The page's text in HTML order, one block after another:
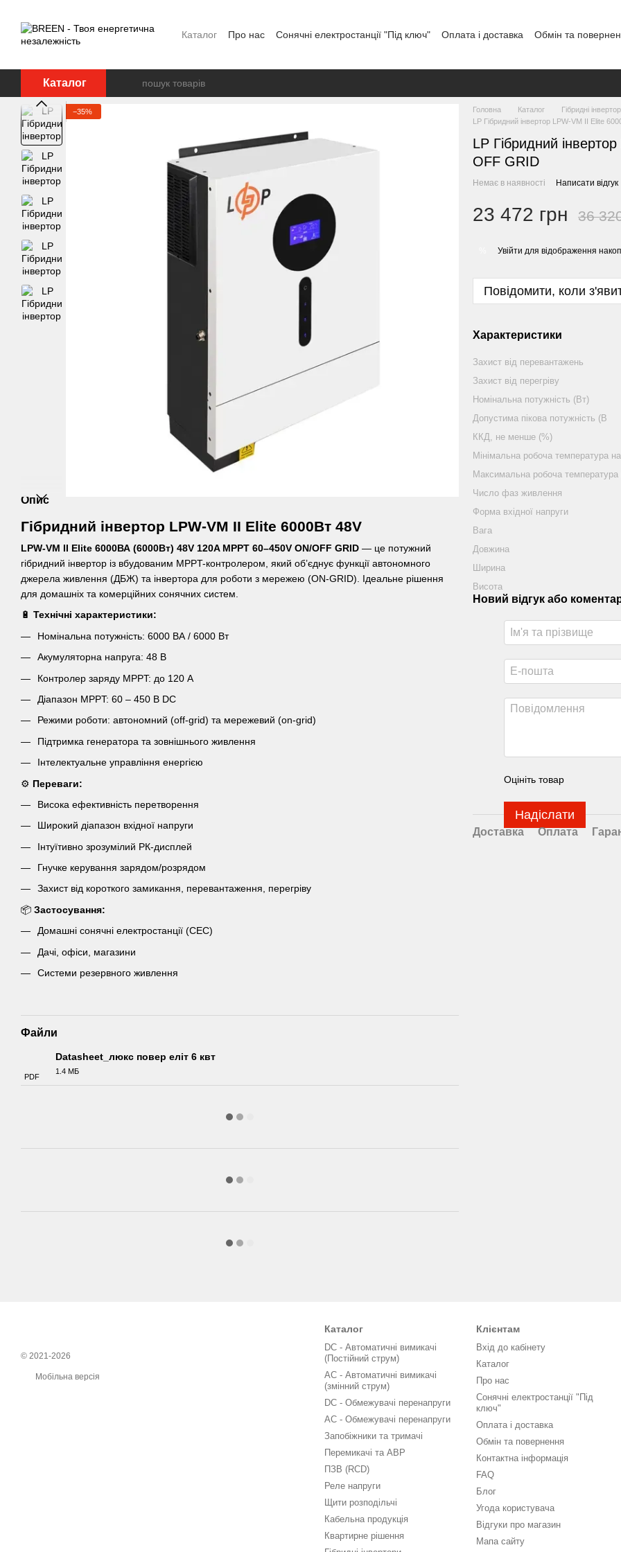
Каталог Про нас Сонячні електростанції "Під ключ" Оплата і доставка Обмін та
Каталог
−35%
Опис
Гібридний інвертор LPW-VM II Elite 6000Вт 48V
LPW-VM II Elite 6000ВА (6000Вт) 48V 120A MPPT 60–450V ON/OFF GRID — це потужний
гібридний інвертор із вбудованим MPPT-контролером, який об’єднує функції автономного
джерела живлення (ДБЖ) та інвертора для роботи з мережею (ON-GRID). Ідеальне рішення
для домашніх та комерційних сонячних систем.
🔋 Технічні характеристики:
Номінальна потужність: 6000 ВА / 6000 Вт
Акумуляторна напруга: 48 В
Контролер заряду MPPT: до 120 А
Діапазон MPPT: 60 – 450 В DC
Режими роботи: автономний (off-grid) та мережевий (on-grid)
Підтримка генератора та зовнішнього живлення
Інтелектуальне управління енергією
⚙️ Переваги:
Висока ефективність перетворення
Широкий діапазон вхідної напруги
Інтуїтивно зрозумілий РК-дисплей
Гнучке керування зарядом/розрядом
Захист від короткого замикання, перевантаження, перегріву
📦 Застосування:
Домашні сонячні електростанції (СЕС)
Дачі, офіси, магазини
Системи резервного живлення
Файли
PDF
Datasheet_люкс повер еліт 6 квт
1.4 МБ
Головна Каталог Гібридні
LP Гібридний інвертор LPW-VM II Elite
LP Гібридний
OFF GRID
Немає в наявності Написати відгук
23 472 грн 36
Увійти для відображення
Повідомити, коли
Характеристики
Захист від перевантажень
Захист від перегріву
Номінальна потужність (Вт)
Допустима пікова потужність (В
ККД, не менше (%)
Мінімальна робоча температура
Максимальна робоча
Число фаз живлення
Форма вхідної напруги
Вага
Довжина
Ширина
Висота
Новий відгук або
Оцініть товар
Надіслати
Доставка Оплата
© 2021-2026
Мобільна версія
Каталог
DC - Автоматичні вимикачі
(Постійний струм)
AC - Автоматичні вимикачі
(змінний струм)
DC - Обмежувачі перенапруги
AC - Обмежувачі перенапруги
Запобіжники та тримачі
Перемикачі та АВР
ПЗВ (RCD)
Реле напруги
Щити розподільчі
Кабельна продукція
Квартирне рішення
Клієнтам
Вхід до кабінету
Каталог
Про нас
Сонячні електростанції "Під
ключ"
Оплата і доставка
Обмін та повернення
Контактна інформація
FAQ
Блог
Угода користувача
Відгуки про магазин
Мапа сайту